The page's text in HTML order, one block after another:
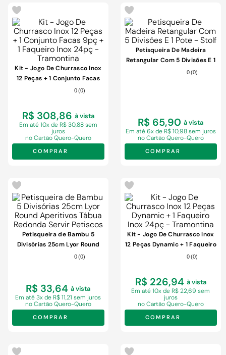
Kit - Jogo De Churrasco Inox
12 Peças + 1 Conjunto Facas
9pç + 1 Faqueiro Inox 24pç -
0 (0)
R$ 308,86 à vista
Em até 10x de R$ 30,88 sem
juros
no Cartão Quero-Quero
COMPRAR
Petisqueira De Madeira
Retangular Com 5 Divisões E 1
Pote - Stolf0 (0)
R$ 65,90 à vista
Em até 6x de R$ 10,98 sem juros
no Cartão Quero-Quero
COMPRAR
Petisqueira de Bambu 5
Divisórias 25cm Lyor Round
Aperitivos Tábua Redonda
0 (0)
R$ 33,64 à vista
Ematé 3x de R$ 11,21 sem juros
no Cartão Quero-Quero
COMPRAR
Kit - Jogo De Churrasco Inox
12 Peças Dynamic + 1 Faqueiro
Inox 24pç - Tramontina
0 (0)
R$ 226,94 à vista
Ematé 10x de R$ 22,69 sem
juros
no Cartão Quero-Quero
COMPRAR